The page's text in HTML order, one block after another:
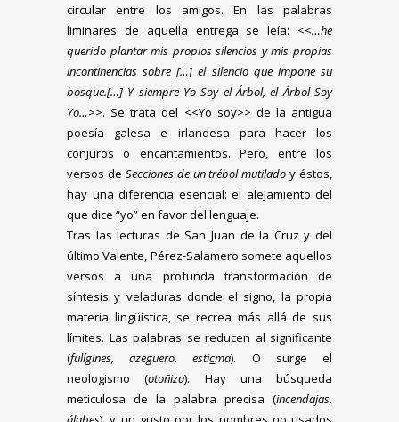
circular entre los amigos. En las palabras
liminares de aquella entrega se leía: <<…he
querido plantar mis propios silencios y mis propias
incontinencias sobre […] el silencio que impone su
bosque.[…] Y siempre Yo Soy el Árbol, el Árbol Soy
Yo…>>. Se trata del <<Yo soy>> de la antigua
poesía galesa e irlandesa para hacer los
conjuros o encantamientos. Pero, entre los
versos de Secciones de un trébol mutilado y éstos,
hay una diferencia esencial: el alejamiento del
que dice “yo” en favor del lenguaje.
Tras las lecturas de San Juan de la Cruz y del
último Valente, Pérez-Salamero somete aquellos
versos a una profunda transformación de
síntesis y veladuras donde el signo, la propia
materia lingüística, se recrea más allá de sus
límites. Las palabras se reducen al significante
(fulígines, azeguero, esticma). O surge el
neologismo (otoñiza). Hay una búsqueda
meticulosa de la palabra precisa (incendajas,